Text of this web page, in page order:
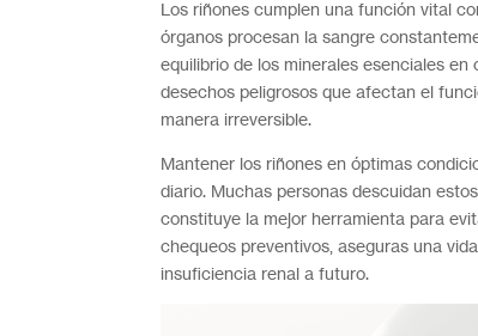
Los riñones cumplen una función vital
órganos procesan la sangre
equilibrio de los minerales esenciales
desechos peligrosos que afectan el
manera irreversible.
Mantener los riñones en óptimas
diario. Muchas personas descuidan
constituye la mejor herramienta para
chequeos preventivos, aseguras una
insuficiencia renal a futuro.